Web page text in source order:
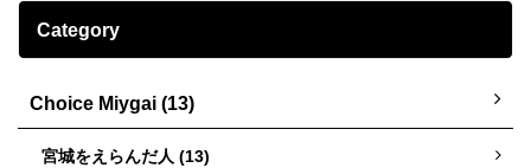
Category
Choice Miygai (13)
宮城をえらんだ人 (13)